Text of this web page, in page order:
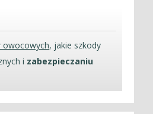
owocowych, jakie szkody
i zabezpieczaniu